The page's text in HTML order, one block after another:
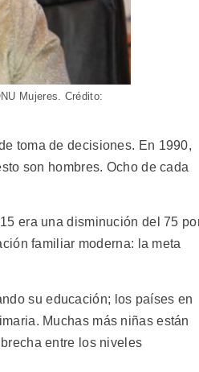
Mujeres. Crédito:
toma de decisiones. En 1990,
son hombres. Ocho de cada
era una disminución del 75
familiar moderna: la meta
su educación; los países en
Muchas más niñas están
entre los niveles